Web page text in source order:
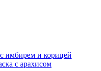
имбирем и корицей
с арахисом